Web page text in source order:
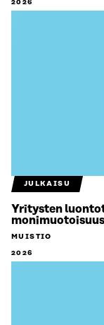
2026
JULKAISU
Yritysten
MUISTIO
2026